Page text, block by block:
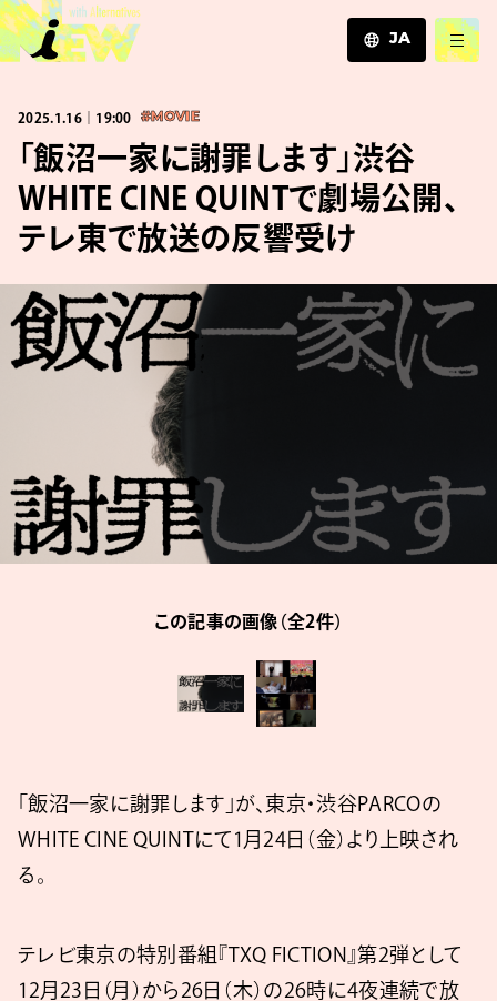
JA
ZH
2025.1.16｜19:00 #MOVIE
「飯沼一家に謝罪します」渋谷
WHITE CINE QUINTで劇場公開、
テレ東で放送の反響受け
この記事の画像（全2件）
「飯沼一家に謝罪します」が、東京・渋谷PARCOの
WHITE CINE QUINTにて1月24日（金）より上映され
る。
テレビ東京の特別番組『TXQ FICTION』第2弾として
12月23日（月）から26日（木）の26時に4夜連続で放